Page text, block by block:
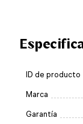
ID de producto
Marca
Garantía